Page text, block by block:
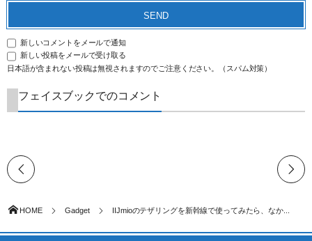
新しいコメントをメールで通知
新しい投稿をメールで受け取る
日本語が含まれない投稿は無視されますのでご注意ください。（スパム対策）
フェイスブックでのコメント
HOME Gadget IIJmioのテザリングを新幹線で使ってみたら、なか...